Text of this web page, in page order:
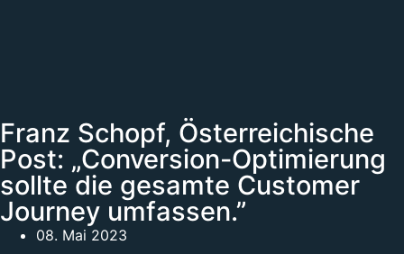
Franz Schopf, Österreichische
Post: „Conversion-Optimierung
sollte die gesamte Customer
Journey umfassen.”
08. Mai 2023